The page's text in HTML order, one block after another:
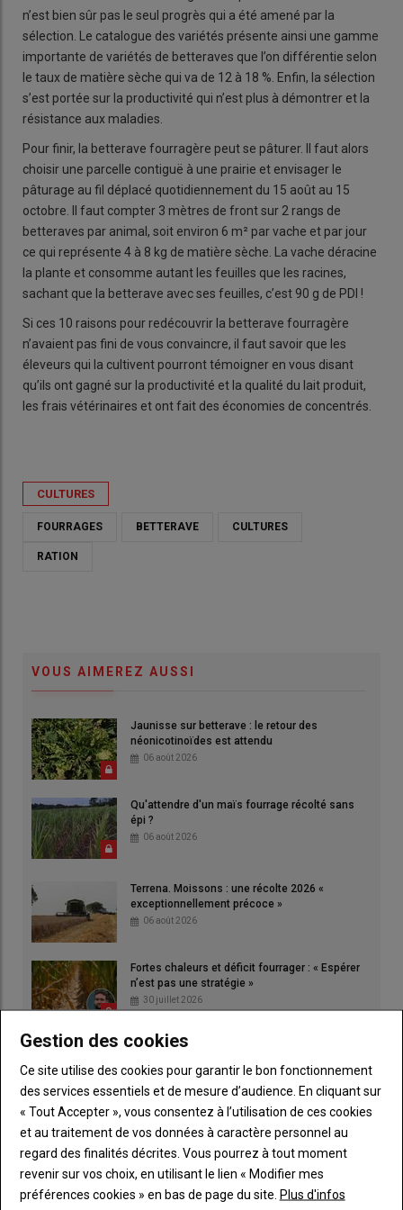
n’est bien sûr pas le seul progrès qui a été amené par la
sélection. Le catalogue des variétés présente ainsi une gamme
importante de variétés de betteraves que l’on différentie selon
le taux de matière sèche qui va de 12 à 18 %. Enfin, la sélection
s’est portée sur la productivité qui n’est plus à démontrer et la
résistance aux maladies.
Pour finir, la betterave fourragère peut se pâturer. Il faut alors
choisir une parcelle contiguë à une prairie et envisager le
pâturage au fil déplacé quotidiennement du 15 août au 15
octobre. Il faut compter 3 mètres de front sur 2 rangs de
betteraves par animal, soit environ 6 m² par vache et par jour
ce qui représente 4 à 8 kg de matière sèche. La vache déracine
la plante et consomme autant les feuilles que les racines,
sachant que la betterave avec ses feuilles, c’est 90 g de PDI !
Si ces 10 raisons pour redécouvrir la betterave fourragère
n’avaient pas fini de vous convaincre, il faut savoir que les
éleveurs qui la cultivent pourront témoigner en vous disant
qu’ils ont gagné sur la productivité et la qualité du lait produit,
les frais vétérinaires et ont fait des économies de concentrés.
CULTURES
FOURRAGES BETTERAVE CULTURES
RATION
VOUS AIMEREZ AUSSI
Jaunisse sur betterave : le retour des
néonicotinoïdes est attendu
06 août 2026
Qu'attendre d'un maïs fourrage récolté sans
épi ?
06 août 2026
Terrena. Moissons : une récolte 2026 «
exceptionnellement précoce »
06 août 2026
Fortes chaleurs et déficit fourrager : « Espérer
n’est pas une stratégie »
30 juillet 2026
Luc Smessaert : « Cette loi d'urgence fera
date ! »
30 juillet 2026
Gestion des cookies
Ce site utilise des cookies pour garantir le bon fonctionnement
des services essentiels et de mesure d’audience. En cliquant sur
« Tout Accepter », vous consentez à l’utilisation de ces cookies
et au traitement de vos données à caractère personnel au
regard des finalités décrites. Vous pourrez à tout moment
revenir sur vos choix, en utilisant le lien « Modifier mes
préférences cookies » en bas de page du site. Plus d'infos